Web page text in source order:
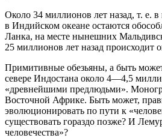
Около 34 миллионов лет назад, т. е.
в Индийском океане остаются
Ланка, на месте нынешних
25 миллионов лет назад происходит
Примитивные обезьяны, а быть
севере Индостана около 4—4,5
«древнейшими предлюдьми».
Восточной Африке. Быть может,
эволюционировать по пути к
существовать гораздо позже? И
человечества»?